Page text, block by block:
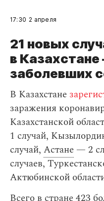
17:30 2 апреля
21 новых
в
заболевших
В Казахстане
заражения
Казахстанской
1 случай,
случай, Астане — 2
случаев,
Актюбинской